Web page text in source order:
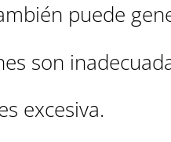
puede
son
excesiva.